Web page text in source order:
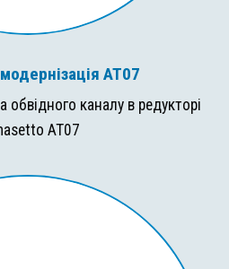
AT07
обвідного каналу в редукторі
AT07